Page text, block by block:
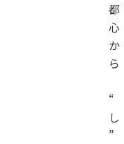
都
心
か
ら
“
し
”